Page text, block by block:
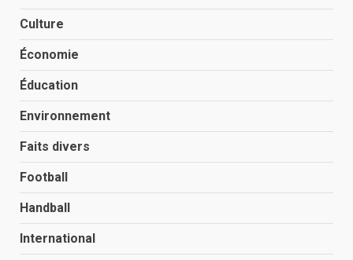
Culture
Économie
Éducation
Environnement
Faits divers
Football
Handball
International